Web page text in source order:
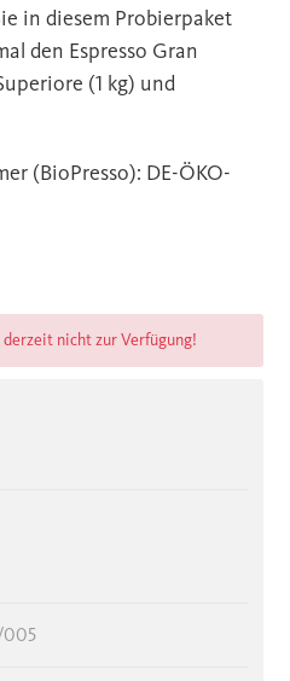
in diesem Probierpaket
den Espresso Gran
(1 kg) und
(BioPresso): DE-ÖKO-
nicht zur Verfügung!